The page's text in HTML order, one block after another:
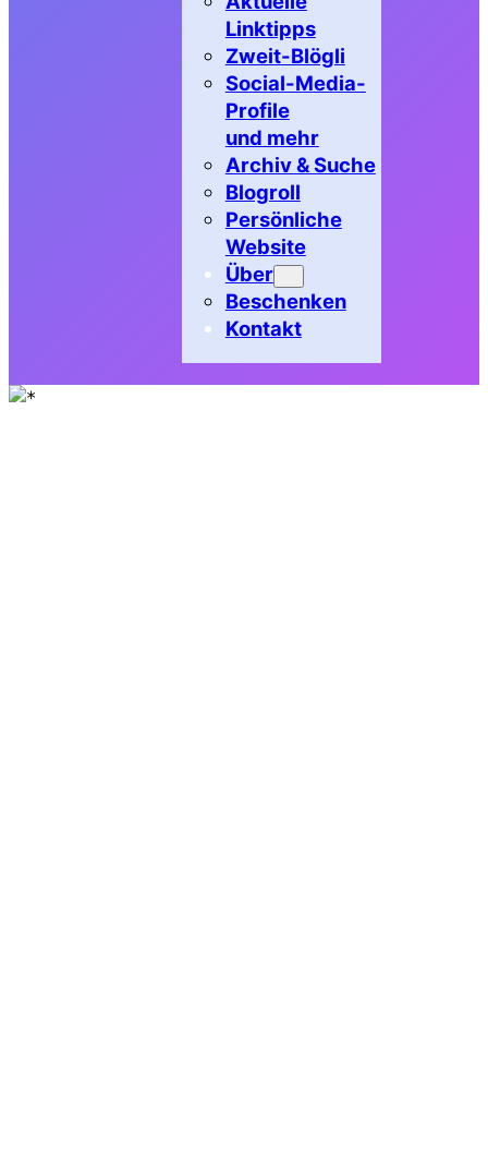
Linktipps
Zweit-Blögli
Social-Media-
Profile
und mehr
Archiv & Suche
Blogroll
Persönliche
Website
Über
Beschenken
Kontakt